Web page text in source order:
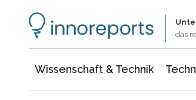
das
Wissenschaft & Technik